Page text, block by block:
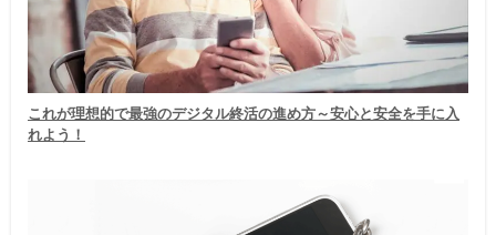
これが理想的で最強のデジタル終活の進め方～安心と安全を手に入
れよう！